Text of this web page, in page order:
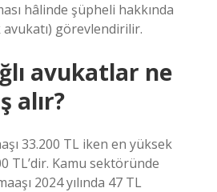
hâlinde şüpheli hakkında
avukatı) görevlendirilir.
avukatlar ne
alır?
33.200 TL iken en yüksek
TL’dir. Kamu sektöründe
2024 yılında 47 TL